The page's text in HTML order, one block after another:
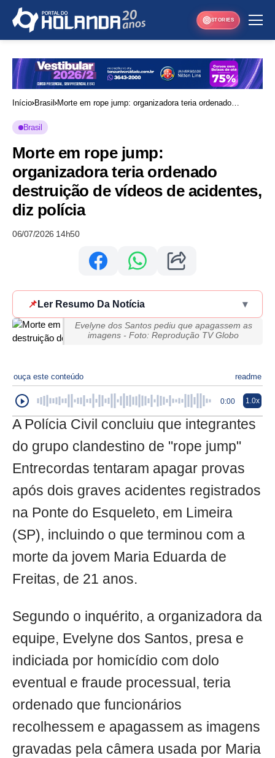
STORIES
Início Brasil
Morte em rope jump: organizadora teria ordenado
Brasil
Morte em rope jump:
organizadora teria ordenado
destruição de vídeos de acidentes,
diz polícia
06/07/2026 14h50
📌 Ler Resumo Da Notícia ▾
Evelyne dos Santos pediu que apagassem as
imagens - Foto: Reprodução TV Globo
ouça este conteúdo readme
0:00 1.0x
A Polícia Civil concluiu que integrantes
do grupo clandestino de "rope jump"
Entrecordas tentaram apagar provas
após dois graves acidentes registrados
na Ponte do Esqueleto, em Limeira
(SP), incluindo o que terminou com a
morte da jovem Maria Eduarda de
Freitas, de 21 anos.
Segundo o inquérito, a organizadora da
equipe, Evelyne dos Santos, presa e
indiciada por homicídio com dolo
eventual e fraude processual, teria
ordenado que funcionários
recolhessem e apagassem as imagens
gravadas pela câmera usada por Maria